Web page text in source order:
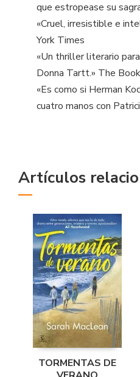
que estropease su
«Cruel, irresistible e
York Times
«Un thriller literario
Donna Tartt.» The
«Es como si Herman
cuatro manos con
Artículos
TORMENTAS DE